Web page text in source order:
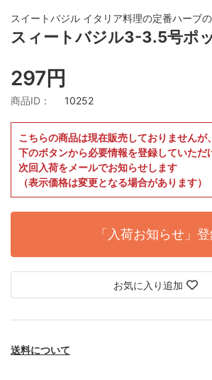
スイートバジル イタリア料理の定番ハーブ
スィートバジル3-3.5号ポ
297円
商品ID： 10252
こちらの商品は現在販売しておりませんが、
下のボタンから必要情報を登録していただ
次回入荷をメールでお知らせします
（表示価格は変更となる場合があります）
「入荷お知らせ」
お気に入り追加
送料について